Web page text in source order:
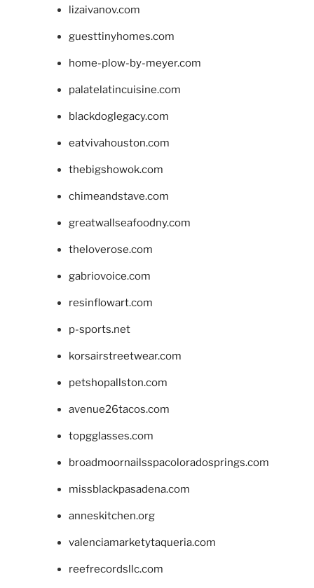
lizaivanov.com
guesttinyhomes.com
home-plow-by-meyer.com
palatelatincuisine.com
blackdoglegacy.com
eatvivahouston.com
thebigshowok.com
chimeandstave.com
greatwallseafoodny.com
theloverose.com
gabriovoice.com
resinflowart.com
p-sports.net
korsairstreetwear.com
petshopallston.com
avenue26tacos.com
topgglasses.com
broadmoornailsspacoloradosprings.com
missblackpasadena.com
anneskitchen.org
valenciamarketytaqueria.com
reefrecordsllc.com